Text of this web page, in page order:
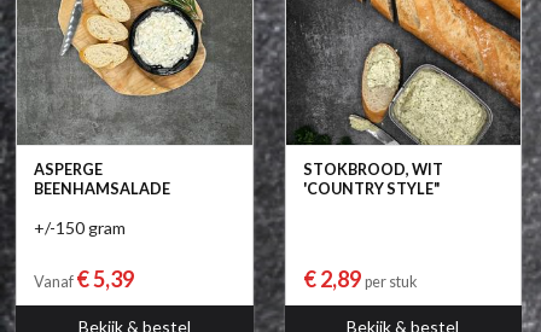
ASPERGE
BEENHAMSALADE
+/-150 gram
Vanaf € 5,39
Bekijk & bestel
STOKBROOD, WIT
'COUNTRY STYLE"
€ 2,89 per stuk
Bekijk & bestel